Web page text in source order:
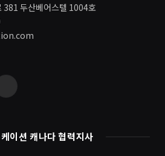
381 두산베어스텔 1004호
RSS
이션 캐나다 협력지사